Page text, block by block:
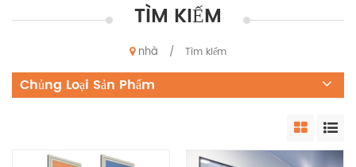
TÌM KIẾM
nhà / Tìm kiếm
Chủng Loại Sản Phẩm